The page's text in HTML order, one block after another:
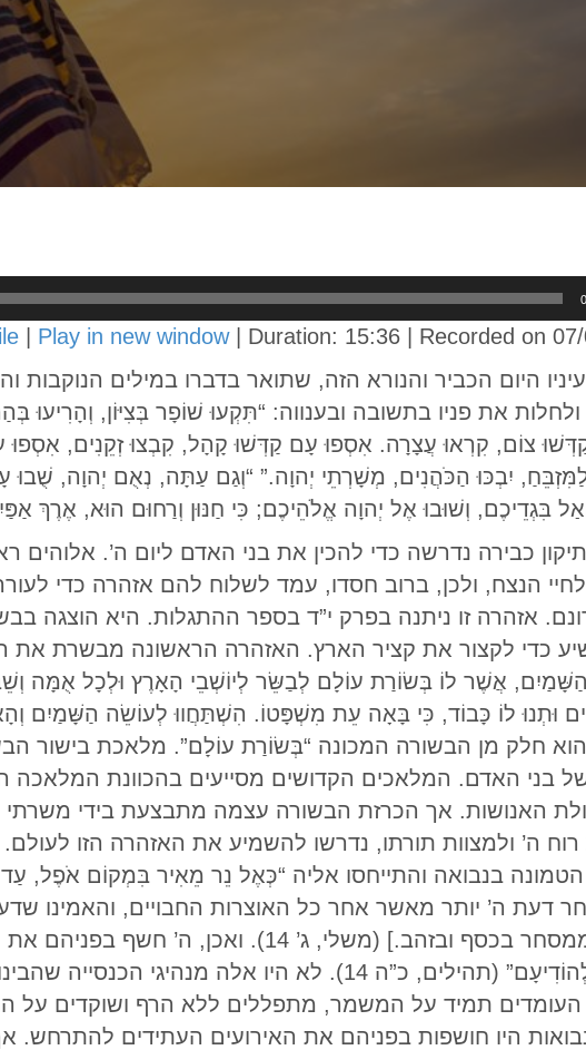
Play in new window| Duration: 15:36
Recorded on
היום הכביר והנורא הזה, שתואר בדברו במילים
ולחלות את פניו בתשובה ובענווה: “תִּקְעוּ שׁוֹפָר בְּצִיּוֹן, וְהָרִיעוּ
צוֹם, קִרְאוּ עֲצָרָה. אִסְפוּ עָם קַדְּשׁוּ קָהָל, קִבְצוּ זְקֵנִים,
יִבְכּוּ הַכֹּהֲנִים, מְשָׁרְתֵי יְהוָה.” “וְגַם עַתָּה, נְאֻם יְהוָה, שֻׁבוּ
בִּגְדֵיכֶם, וְשׁוּבוּ אֶל יְהוָה אֱלֹהֵיכֶם; כִּי חַנּוּן וְרַחוּם הוּא, אֶרֶךְ אַפַּיִם וְרַב חֶסֶד”
כבירה נדרשה כדי להכין את בני האדם ליום ה’. אלוהים
לחיי הנצח, ולכן, ברוב חסדו, עמד לשלוח להם אזהרה כדי
אזהרה זו ניתנה בפרק י”ד בספר ההתגלות. היא הוצגה
כדי לקצור את קציר הארץ. האזהרה הראשונה מבשרת
אֲשֶׁר לוֹ בְּשׂוֹרַת עוֹלָם לְבַשֵּׂר לְיוֹשְׁבֵי הָאָרֶץ וּלְכָל אֻמָּה וְשֵׁבֶט
חלק מן הבשורה המכונה “בְּשׂוֹרַת עוֹלָם”. מלאכת בישור
בני האדם. המלאכים הקדושים מסייעים בהכוונת
האנושות. אך הכרזת הבשורה עצמה מתבצעת בידי משרתי
ה’ ולמצוות תורתו, נדרשו להשמיע את האזהרה הזו
דעת ה’ יותר מאשר אחר כל האוצרות החבויים, והאמינו
[דהיינו, ממסחר בכסף ובזהב.] (משלי, ג’
וּבְרִיתוֹ, לְהוֹדִיעָם” (תהילים, כ”ה 14). לא היו אלה
העומדים תמיד על המשמר, מתפללים ללא הרף ושוקדים על
היו חושפות בפניהם את האירועים העתידים